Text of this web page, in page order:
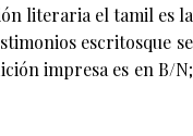
literaria el tamil es la
escritosque se
impresa es en B/N;